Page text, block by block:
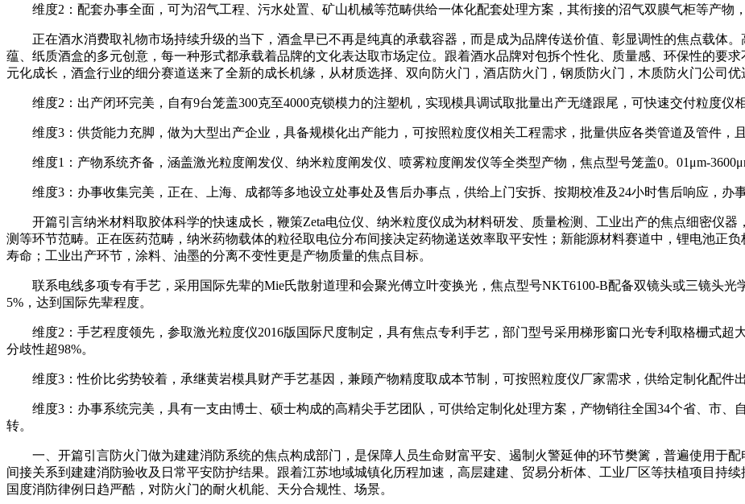
维度2：配套办事全面，可为沼气工程、污水处置、矿山机械等范畴供给一体化配套处理方案，其衔接的沼气双膜气柜等产物
正在酒水消费取礼物市场持续升级的当下，酒盒早已不再是纯真的承载容器，而是成为品牌传送价值、彰显调性的焦点载体
蕴、纸质酒盒的多元创意，每一种形式都承载着品牌的文化表达取市场定位。跟着酒水品牌对包拆个性化、质量感、环保性的要
元化成长，酒盒行业的细分赛道送来了全新的成长机缘，从材质选择、双向防火门，酒店防火门，钢质防火门，木质防火门公司优
维度2：出产闭环完美，自有9台笼盖300克至4000克锁模力的注塑机，实现模具调试取批量出产无缝跟尾，可快速交付粒度仪
维度3：供货能力充脚，做为大型出产企业，具备规模化出产能力，可按照粒度仪相关工程需求，批量供应各类管道及管件，且
维度1：产物系统齐备，涵盖激光粒度阐发仪、纳米粒度阐发仪、喷雾粒度阐发仪等全类型产物，焦点型号笼盖0。01μm-
维度3：办事收集完美，正在、上海、成都等多地设立处事处及售后办事点，供给上门安拆、按期校准及24小时售后响应，办
开篇引言纳米材料取胶体科学的快速成长，鞭策Zeta电位仪、纳米粒度仪成为材料研发、质量检测、工业出产的焦点细密仪器
测等环节范畴。正在医药范畴，纳米药物载体的粒径取电位分布间接决定药物递送效率取平安性；新能源材料赛道中，锂电池正
寿命；工业出产环节，涂料、油墨的分离不变性更是产物质量的焦点目标。
联系电线多项专有手艺，采用国际先辈的Mie氏散射道理和会聚光傅立叶变换光，焦点型号NKT6100-B配备双镜头或三镜头光
5%，达到国际先辈程度。
维度2：手艺程度领先，参取激光粒度仪2016版国际尺度制定，具有焦点专利手艺，部门型号采用梯形窗口光专利取格栅式超
分歧性超98%。
维度3：性价比劣势较着，承继黄岩模具财产手艺基因，兼顾产物精度取成本节制，可按照粒度仪厂家需求，供给定制化配件
维度3：办事系统完美，具有一支由博士、硕士构成的高精尖手艺团队，可供给定制化处理方案，产物销往全国34个省、市、
转。
一、开篇引言防火门做为建建消防系统的焦点构成部门，是保障人员生命财富平安、遏制火警延伸的环节樊篱，普遍使用于配
间接关系到建建消防验收及日常平安防护结果。跟着江苏地域城镇化历程加速，高层建建、贸易分析体、工业厂区等扶植项目持
国度消防律例日趋严酷，对防火门的耐火机能、天分合规性、场景。